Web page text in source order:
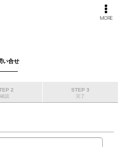
MORE
い合せ
2
確認
STEP 3
完了